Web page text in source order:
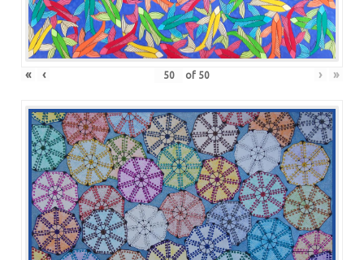
« ‹ of 50 › »